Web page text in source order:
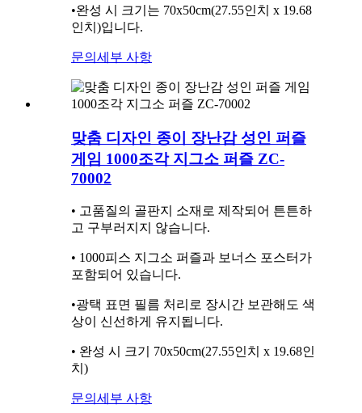
•완성 시 크기는 70x50cm(27.55인치 x 19.68
인치)입니다.
문의 세부 사항
맞춤 디자인 종이 장난감 성인 퍼즐
게임 1000조각 지그소 퍼즐 ZC-
70002
• 고품질의 골판지 소재로 제작되어 튼튼하
고 구부러지지 않습니다.
• 1000피스 지그소 퍼즐과 보너스 포스터가
포함되어 있습니다.
•광택 표면 필름 처리로 장시간 보관해도 색
상이 신선하게 유지됩니다.
• 완성 시 크기 70x50cm(27.55인치 x 19.68인
치)
문의 세부 사항